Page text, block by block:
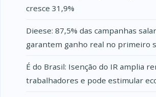
cresce 31,9%
Dieese: 87,5% das campanhas
garantem ganho real no primeiro
É do Brasil: Isenção do IR amplia
trabalhadores e pode estimular